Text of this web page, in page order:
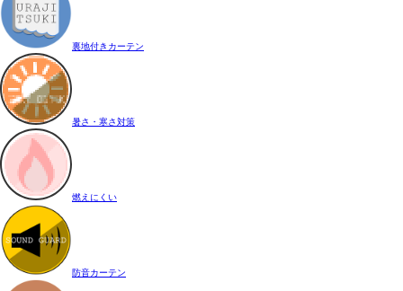
裏地付きカーテン
暑さ・寒さ対策
燃えにくい
防音カーテン